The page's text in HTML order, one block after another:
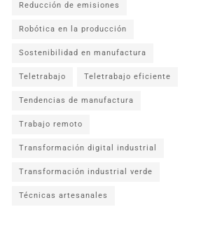
Reducción de emisiones
Robótica en la producción
Sostenibilidad en manufactura
Teletrabajo Teletrabajo eficiente
Tendencias de manufactura
Trabajo remoto
Transformación digital industrial
Transformación industrial verde
Técnicas artesanales